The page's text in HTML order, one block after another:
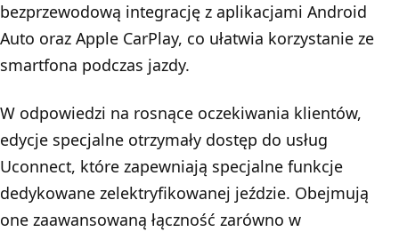
bezprzewodową integrację z aplikacjami Android
Auto oraz Apple CarPlay, co ułatwia korzystanie ze
smartfona podczas jazdy.
W odpowiedzi na rosnące oczekiwania klientów,
edycje specjalne otrzymały dostęp do usług
Uconnect, które zapewniają specjalne funkcje
dedykowane zelektryfikowanej jeździe. Obejmują
one zaawansowaną łączność zarówno w